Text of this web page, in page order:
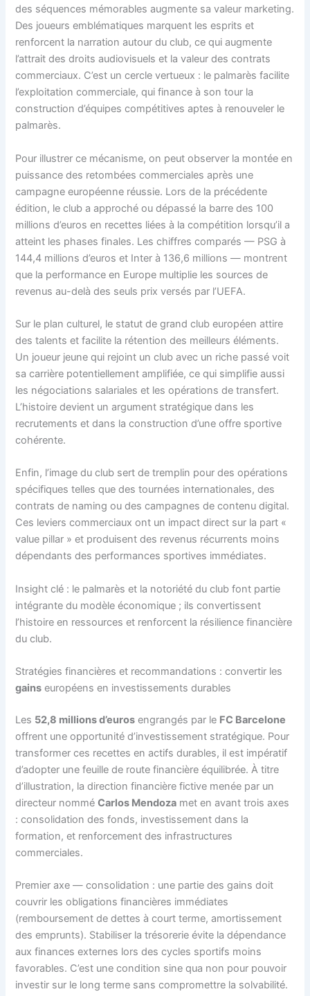
des séquences mémorables augmente sa valeur marketing.
Des joueurs emblématiques marquent les esprits et
renforcent la narration autour du club, ce qui augmente
l’attrait des droits audiovisuels et la valeur des contrats
commerciaux. C’est un cercle vertueux : le palmarès facilite
l’exploitation commerciale, qui finance à son tour la
construction d’équipes compétitives aptes à renouveler le
palmarès.
Pour illustrer ce mécanisme, on peut observer la montée en
puissance des retombées commerciales après une
campagne européenne réussie. Lors de la précédente
édition, le club a approché ou dépassé la barre des 100
millions d’euros en recettes liées à la compétition lorsqu’il a
atteint les phases finales. Les chiffres comparés — PSG à
144,4 millions d’euros et Inter à 136,6 millions — montrent
que la performance en Europe multiplie les sources de
revenus au-delà des seuls prix versés par l’UEFA.
Sur le plan culturel, le statut de grand club européen attire
des talents et facilite la rétention des meilleurs éléments.
Un joueur jeune qui rejoint un club avec un riche passé voit
sa carrière potentiellement amplifiée, ce qui simplifie aussi
les négociations salariales et les opérations de transfert.
L’histoire devient un argument stratégique dans les
recrutements et dans la construction d’une offre sportive
cohérente.
Enfin, l’image du club sert de tremplin pour des opérations
spécifiques telles que des tournées internationales, des
contrats de naming ou des campagnes de contenu digital.
Ces leviers commerciaux ont un impact direct sur la part «
value pillar » et produisent des revenus récurrents moins
dépendants des performances sportives immédiates.
Insight clé : le palmarès et la notoriété du club font partie
intégrante du modèle économique ; ils convertissent
l’histoire en ressources et renforcent la résilience financière
du club.
Stratégies financières et recommandations : convertir les
gains européens en investissements durables
Les 52,8 millions d’euros engrangés par le FC Barcelone
offrent une opportunité d’investissement stratégique. Pour
transformer ces recettes en actifs durables, il est impératif
d’adopter une feuille de route financière équilibrée. À titre
d’illustration, la direction financière fictive menée par un
directeur nomméCarlos Mendoza met en avant trois axes
: consolidation des fonds, investissement dans la
formation, et renforcement des infrastructures
commerciales.
Premier axe — consolidation : une partie des gains doit
couvrir les obligations financières immédiates
(remboursement de dettes à court terme, amortissement
des emprunts). Stabiliser la trésorerie évite la dépendance
aux finances externes lors des cycles sportifs moins
favorables. C’est une condition sine qua non pour pouvoir
investir sur le long terme sans compromettre la solvabilité.